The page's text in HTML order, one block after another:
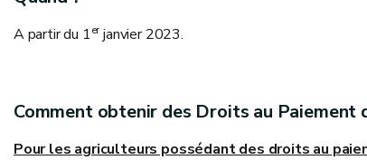
A partir du 1erjanvier 2023.
Comment obtenir des Droits au Paiement
Pour les agriculteurs possédant des droits au